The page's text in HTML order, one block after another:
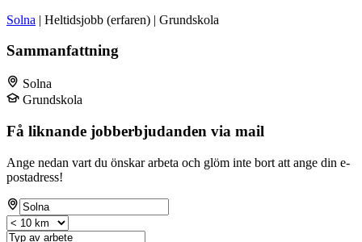
Solna | Heltidsjobb (erfaren) | Grundskola
Sammanfattning
Solna
Grundskola
Få liknande jobberbjudanden via mail
Ange nedan vart du önskar arbeta och glöm inte bort att ange din e-
postadress!